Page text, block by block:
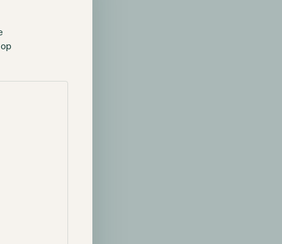
in games
de meeste
op de
ze deze